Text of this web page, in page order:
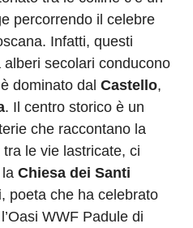
percorrendo il celebre
Infatti, questi
secolari conducono
dominato dal Castello,
. Il centro storico è un
che raccontano la
le vie lastricate, ci
Chiesa dei Santi
, poeta che ha celebrato
WWF Padule di